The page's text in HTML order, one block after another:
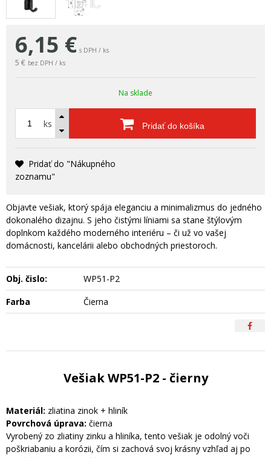
6,15 € s DPH / ks
5 € bez DPH / ks
Na sklade
ks Pridať do košíka
Pridať do "Nákupného
zoznamu"
Objavte vešiak, ktorý spája eleganciu a minimalizmus do jedného
dokonalého dizajnu. S jeho čistými líniami sa stane štýlovým
doplnkom každého moderného interiéru – či už vo vašej
domácnosti, kancelárii alebo obchodných priestoroch.
Obj. čislo:
WP51-P2
Farba
Čierna
Vešiak WP51-P2 - čierny
Materiál: zliatina zinok + hliník
Povrchová úprava: čierna
Vyrobený zo zliatiny zinku a hliníka, tento vešiak je odolný voči
poškriabaniu a korózii, čím si zachová svoj krásny vzhľad aj po